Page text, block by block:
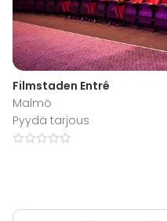
Filmstaden Entré
Malmö
Pyydä tarjous